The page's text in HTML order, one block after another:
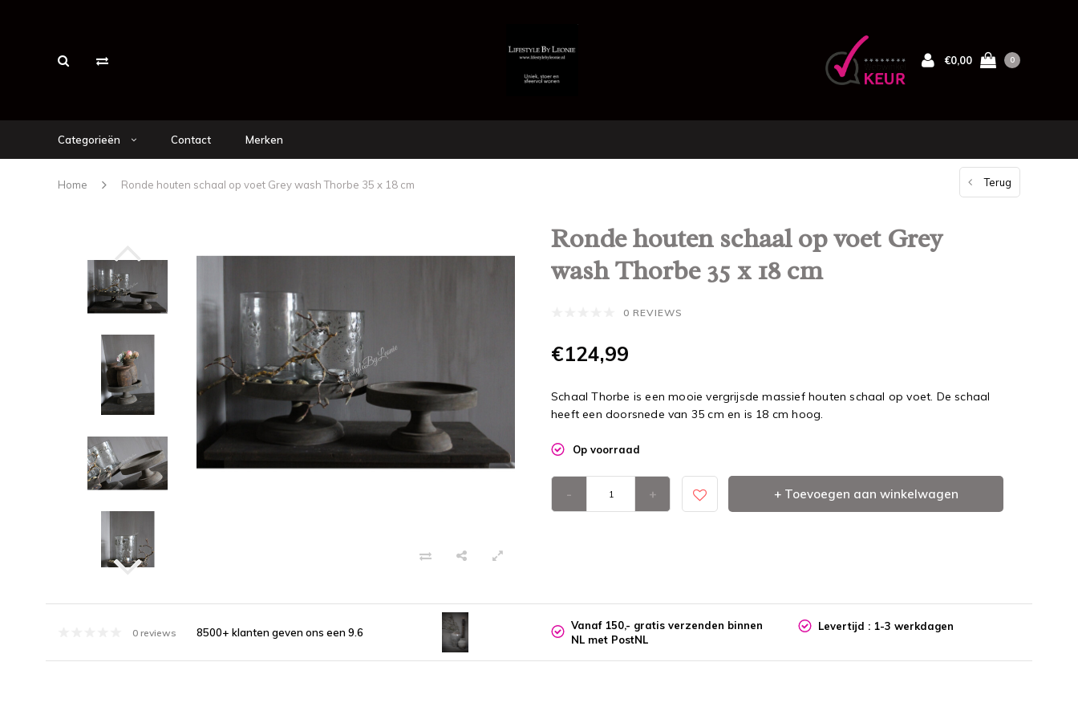
€0,00 0
Categorieën Contact Merken
Home Ronde houten schaal op voet Grey wash Thorbe 35 x 18 cm Terug
Ronde houten schaal op voet Grey
wash Thorbe 35 x 18 cm
0 REVIEWS
€124,99
Schaal Thorbe is een mooie vergrijsde massief houten schaal op voet. De schaal
heeft een doorsnede van 35 cm en is 18 cm hoog.
Op voorraad
- + + Toevoegen aan winkelwagen
0 reviews 8500+ klanten geven ons een 9.6
Vanaf 150,- gratis verzenden binnen
NL met PostNL
Levertijd : 1-3 werkdagen